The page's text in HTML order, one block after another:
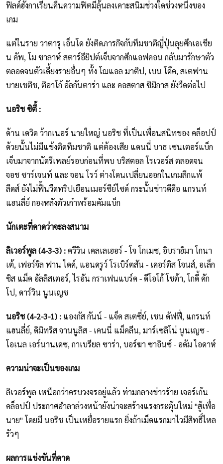
ฟิลด์ฮังกาเรียนคืนความฟิตมีลุ้นลงเคาะสนิมช่วงใดช่วงหนึ่งของ
เกม
แต่ในราย วาตารุ เอ็นโด ยังติดภารกิจกับทีมชาติญี่ปุ่นลุยศึกเอเชีย
น คัพ, โม ซาลาห์ สตาร์อียิปต์เจ็บจากศึกแอฟคอน กลับมารักษาตัว
ตลอดจนตัวเดี้ยงรายอื่นๆ ทั้ง โฌแอล มาติป, เบน โด๊ค, สเตฟาน
บายเชติช, ติอาโก้ อัลกันตาร่า และ คอสตาส ซิมิกาส ยังวืดต่อไป
นอริช ซิตี้ :
ด้าน เดวิด ว้ากเนอร์ นายใหญ่ นอริช ที่เป็นเพื่อนสนิทของ คล็อปป์
ด้วยนั้นไม่มีแข้งติดทีมชาติ แต่ต้องเสีย แดนนี่ บาธ เซนเตอร์แบ็ก
เจ็บมาจากนัดรีเพลย์รอบก่อนที่พบ บริสตอล โรเวอร์ส ตลอดจน
จอช ซาร์เจนท์ และ จอน โรว์ ต่างโดนเปลี่ยนออกในเกมลีกแพ้
ลีดส์ ยังไม่ฟื้นวืดทริปเยือนเมอร์ซีย์ไซด์ กระนั้นข่าวดีคือ แกรนท์
แฮนลี่ย์ กองหลังตัวเก๋าพร้อมคัมแบ็ก
นักเตะที่คาดว่าจะลงสนาม
ลิเวอร์พูล (4-3-3) :ควีวิน เคลเลเฮอร์ - โจ โกเมซ, อิบราฮิมา โกนา
เต้, เฟอร์จิล ฟาน ไดค์, แอนดรูว์ โรเบิร์ตสัน - เคอร์ติส โจนส์, อเล็ก
ซิส แม็ค อัลลิสเตอร์, ไรอัน กราเฟนแบร์ค - ดีโอโก้ โชต้า, โกดี้ คัก
โป, ดาร์วิน นูนเญซ
นอริช (4-2-3-1) : แองกัส กันน์ - แจ็ค สเตซี่ย์, เชน ดัฟฟี่, แกรนท์
แฮนลี่ย์, ดิมิทริส จานนูลิส - เคนนี่ แม็คลีน, มาร์เซลิโน่ นูนเญซ -
โอเนล เอร์นานเดซ, กาเบรียล ซาร่า, บอร์ฆา ซาอินซ์ - อดัม ไอดาห์
ความน่าจะเป็นของเกม
ลิเวอร์พูล เหนือกว่าครบวงจรอยู่แล้ว ท่ามกลางข่าวร้าย เจอร์เก้น
คล็อปป์ ประกาศอำลาล่วงหน้ายังน่าจะสร้างแรงกระตุ้นใหม่ "สู้เพื่อ
นาย" โดยมี นอริช เป็นเหยื่อรายแรก ยิ่งถ้าเม็ดแรกมาไวมีสิทธิ์ไหล
รัวๆ
ผลการแข่งขันที่คาด